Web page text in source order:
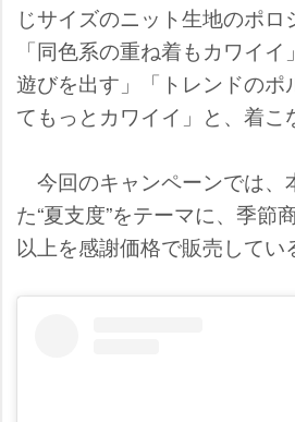
じサイズのニット生地のポロ
「同色系の重ね着もカワイ
遊びを出す」「トレンドのポ
てもっとカワイイ」と、着こ
今回のキャンペーンでは、
た“夏支度”をテーマに、季節
以上を感謝価格で販売してい